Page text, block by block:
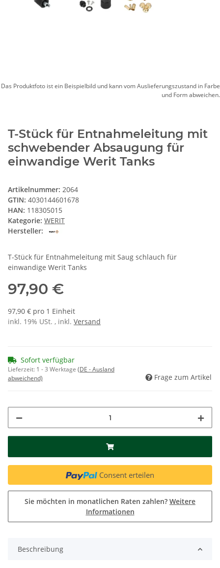
Das Produktfoto ist ein Beispielbild und kann vom Auslieferungszustand in Farbe
und Form abweichen.
T-Stück für Entnahmeleitung mit
schwebender Absaugung für
einwandige Werit Tanks
Artikelnummer: 2064
GTIN: 4030144601678
HAN: 118305015
Kategorie: WERIT
Hersteller:
T-Stück für Entnahmeleitung mit Saug schlauch für
einwandige Werit Tanks
97,90 €
97,90 € pro 1 Einheit
inkl. 19% USt. , inkl. Versand
Sofort verfügbar
Lieferzeit: 1 - 3 Werktage (DE - Ausland
abweichend)
Frage zum Artikel
Consent erteilen
Sie möchten in monatlichen Raten zahlen? Weitere
Informationen
Beschreibung